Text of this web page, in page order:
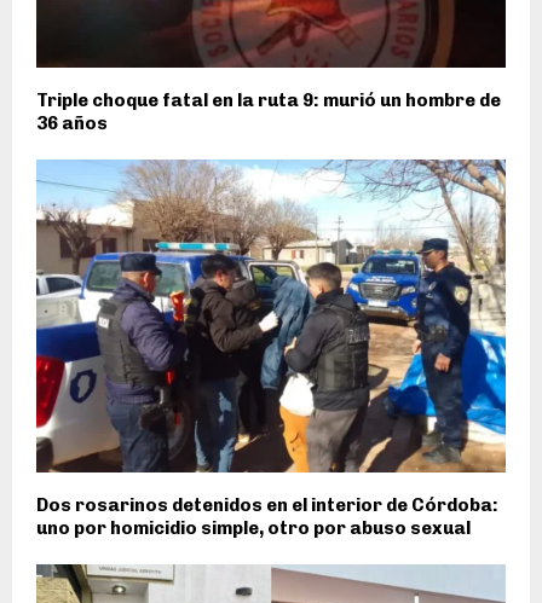
Triple choque fatal en la ruta 9: murió un hombre de
36 años
Dos rosarinos detenidos en el interior de Córdoba:
uno por homicidio simple, otro por abuso sexual